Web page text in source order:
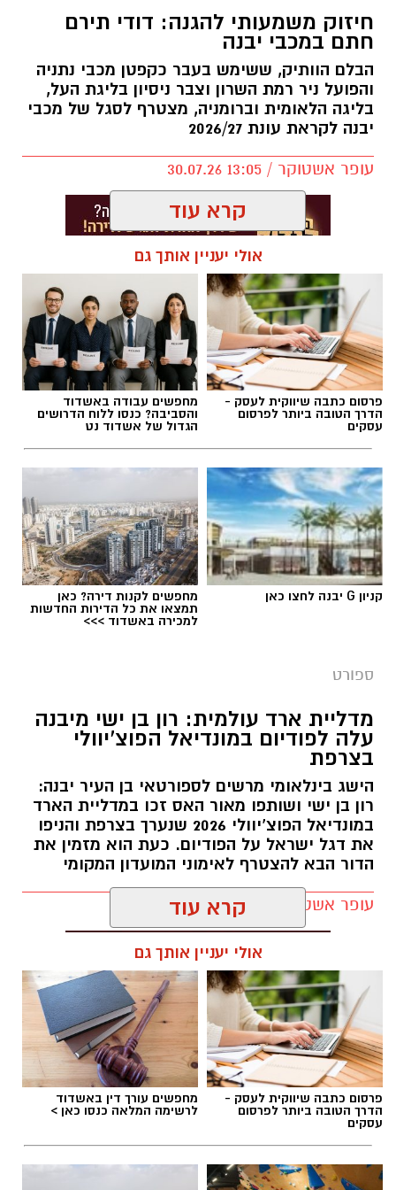
בעיר, פיתוח דור העתיד של השחקנים, הרחבת
שיתופי הפעולה וחשיבות החינוך לערכים באמצעות
הספורט.
באליצור יבנה ציינו כי ג'מצ'י, הנחשב לאחת
הדמויות הבולטות בתולדות הכדורסל הישראלי,
שיתף מניסיונו העשיר והעניק למשתתפים השראה
מאות הילדים ובני הנוער הפעילים באגודה.
בסיום הביקור הודו באגודה לג'מצ'י על הגעתו, על
השיחה הפתוחה ועל התמיכה המתמשכת בכדורסל
הישראלי, ואיחלו לו המשך הצלחה ועשייה.
יש לכם מידע חשוב שטרם נחשף? צילומים מאירוע
חדשותי? מצאתם טעות בכתבה? נשמח שתשתפו
אותנו
חיזוק משמעותי להגנה: דודי תירם
חתם במכבי יבנה
הבלם הוותיק, ששימש בעבר כקפטן מכבי נתניה
והפועל ניר רמת השרון וצבר ניסיון בליגת העל,
בליגה הלאומית וברומניה, מצטרף לסגל של מכבי
יבנה לקראת עונת 2026/27
עופר אשטוקר / 13:05 30.07.26
תגים:דודי תירם מצטרף למכבי יבנה
דודי תירם (צילום: מכבי יבנה)
תירם מגיע ליבנה לאחר קריירה עשירה בכדורגל
הישראלי, שכללה הופעות בליגת העל ובליגה
הלאומית, לצד קדנציה גם בליגה הראשונה
ברומניה. במהלך הקריירה שיחק במכבי נתניה, שם
אף שימש כקפטן הקבוצה בליגת העל, ובהמשך
לבש את מדי מ.ס אשדוד, הפועל חדרה, הפועל
רעננה, מכבי יפו והפועל ניר רמת השרון, שבה היה
קפטן במשך ארבע עונות.
במכבי יבנה מציינים כי מעבר ליכולותיו המקצועיות,
תירם מביא עמו ניסיון רב, מנהיגות, מחויבות ומוסר
עבודה גבוה – תכונות שלדברי המועדון צפויות
לחזק הן את חוליית ההגנה והן את חדר ההלבשה.
במועדון הוסיפו כי כבר במהלך המגעים עם הבלם
התרשמו מהרצון הגדול שלו להצליח ומהמחויבות
שלו להיות חלק משמעותי מהדרך של הקבוצה,
והגדירו את צירופו כהחתמה של "אישיות ומנהיג"
לא פחות מאשר שחקן איכותי.
קרא עוד
אולי יעניין אותך גם
פרסום כתבה שיווקית לעסק -
הדרך הטובה ביותר לפרסום
עסקים
מחפשים עבודה באשדוד
והסביבה? כנסו ללוח הדרושים
הגדול של אשדוד נט
קניון G יבנה לחצו כאן מחפשים לקנות דירה? כאן
תמצאו את כל הדירות החדשות
למכירה באשדוד >>>
ספורט
מדליית ארד עולמית: רון בן ישי מיבנה
עלה לפודיום במונדיאל הפוצ’יוולי
בצרפת
הישג בינלאומי מרשים לספורטאי בן העיר יבנה:
רון בן ישי ושותפו מאור האס זכו במדליית הארד
במונדיאל הפוצ’יוולי 2026 שנערך בצרפת והניפו
את דגל ישראל על הפודיום. כעת הוא מזמין את
הדור הבא להצטרף לאימוני המועדון המקומי
עופר אשטוקר / 17:38 27.07.26
תגים:רון בן ישי
קרא עוד
אולי יעניין אותך גם
פרסום כתבה שיווקית לעסק -
הדרך הטובה ביותר לפרסום
עסקים
מחפשים עורך דין באשדוד
לרשימה המלאה כנסו כאן >